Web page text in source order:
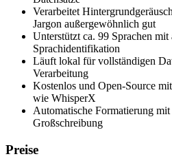
Verarbeitet
Jargon außergewöhnlich gut
Unterstützt ca. 99 Sprachen mit
Sprachidentifikation
Läuft lokal für vollständigen
Verarbeitung
Kostenlos und Open-Source
wie WhisperX
Automatische Formatierung
Großschreibung
Preise